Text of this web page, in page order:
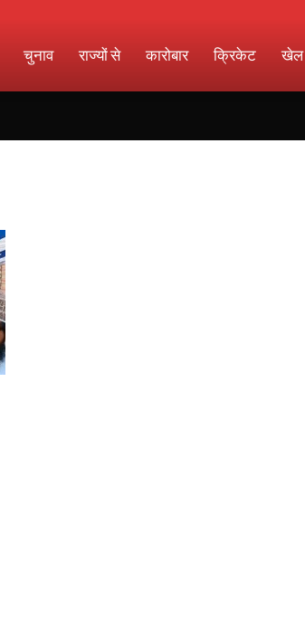
चुनाव राज्यों से कारोबार क्रिकेट खेल